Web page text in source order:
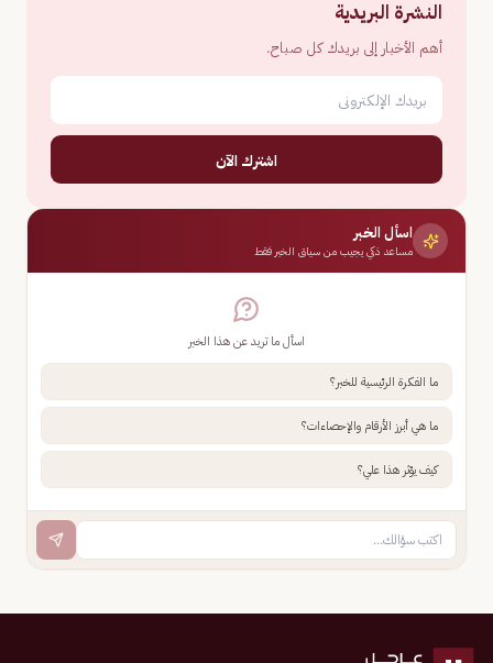
النشرة البريدية
أهم الأخبار إلى بريدك كل صباح.
اشترك الآن
اسأل الخبر
مساعد ذكي يجيب من سياق الخبر فقط
اسأل ما تريد عن هذا الخبر
ما الفكرة الرئيسية للخبر؟
ما هي أبرز الأرقام والإحصاءات؟
كيف يؤثر هذا علي؟